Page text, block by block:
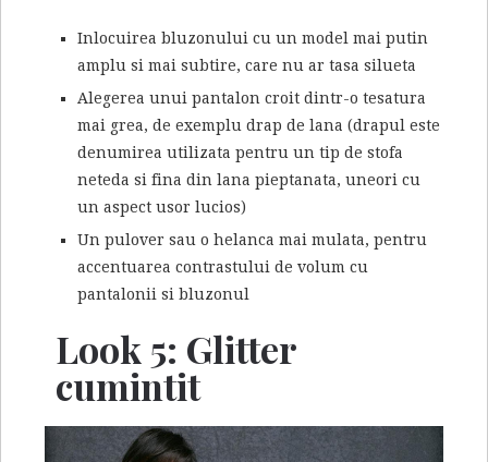
Inlocuirea bluzonului cu un model mai putin
amplu si mai subtire, care nu ar tasa silueta
Alegerea unui pantalon croit dintr-o tesatura
mai grea, de exemplu drap de lana (drapul este
denumirea utilizata pentru un tip de stofa
neteda si fina din lana pieptanata, uneori cu
un aspect usor lucios)
Un pulover sau o helanca mai mulata, pentru
accentuarea contrastului de volum cu
pantalonii si bluzonul
Look 5: Glitter
cumintit